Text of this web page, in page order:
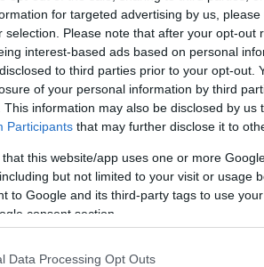
for targeted advertising by us,
selection. Please note that after your opt-out
interest-based ads based on personal
to third parties prior to your opt-out.
of your personal information by third
This information may also be disclosed by us
Participants that may further disclose it to
that this website/app uses one or more
but not limited to your visit or usage
to Google and its third-party tags to use
consent section.
Data Processing Opt Outs
και έτσι
χώρας.